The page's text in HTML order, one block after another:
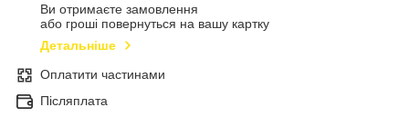
Ви отримаєте замовлення
або гроші повернуться на вашу картку
Детальніше
Оплатити частинами
Післяплата